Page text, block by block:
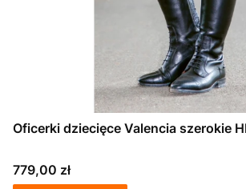
Oficerki dziecięce Valencia szerokie
Cena
779,00 zł